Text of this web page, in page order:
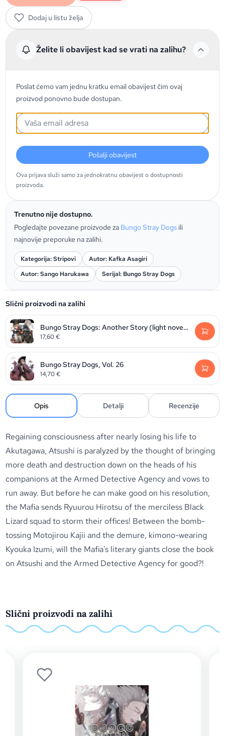
Dodaj u listu želja
Želite li obavijest kad se vrati na zalihu?
Poslat ćemo vam jednu kratku email obavijest čim ovaj
proizvod ponovno bude dostupan.
Pošalji obavijest
Ova prijava služi samo za jednokratnu obavijest o dostupnosti
proizvoda.
Trenutno nije dostupno.
Pogledajte povezane proizvode za Bungo Stray Dogs ili
najnovije preporuke na zalihi.
Kategorija: Stripovi
Autor: Kafka Asagiri
Autor: Sango Harukawa
Serijal: Bungo Stray Dogs
Slični proizvodi na zalihi
Bungo Stray Dogs: Another Story (light novel): Yukito Ayatsuji vs. Natsuhiko Kyougoku
17,60€
Bungo Stray Dogs, Vol. 26
14,70€
Opis Detalji Recenzije
Regaining consciousness after nearly losing his life to
Akutagawa, Atsushi is paralyzed by the thought of bringing
more death and destruction down on the heads of his
companions at the Armed Detective Agency and vows to
run away. But before he can make good on his resolution,
the Mafia sends Ryuurou Hirotsu of the merciless Black
Lizard squad to storm their offices! Between the bomb-
tossing Motojirou Kajii and the demure, kimono-wearing
Kyouka Izumi, will the Mafia's literary giants close the book
on Atsushi and the Armed Detective Agency for good?!
Slični proizvodi na zalihi